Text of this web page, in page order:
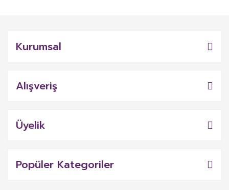
Kurumsal
Alışveriş
Üyelik
Popüler Kategoriler